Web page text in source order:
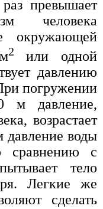
превышает
человека
окружающей
2
или одной
давлению
погружении
м давление,
возрастает
давление воды
сравнению с
тело
Легкие же
сделать